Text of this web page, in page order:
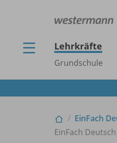
Lehrkräfte
Grundschule
EinFach
EinFach